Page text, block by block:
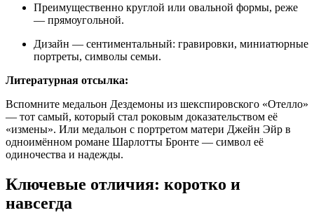
Преимущественно круглой или овальной формы, реже
— прямоугольной.
Дизайн — сентиментальный: гравировки, миниатюрные
портреты, символы семьи.
Литературная отсылка:
Вспомните медальон Дездемоны из шекспировского «Отелло»
— тот самый, который стал роковым доказательством её
«измены». Или медальон с портретом матери Джейн Эйр в
одноимённом романе Шарлотты Бронте — символ её
одиночества и надежды.
Ключевые отличия: коротко и
навсегда